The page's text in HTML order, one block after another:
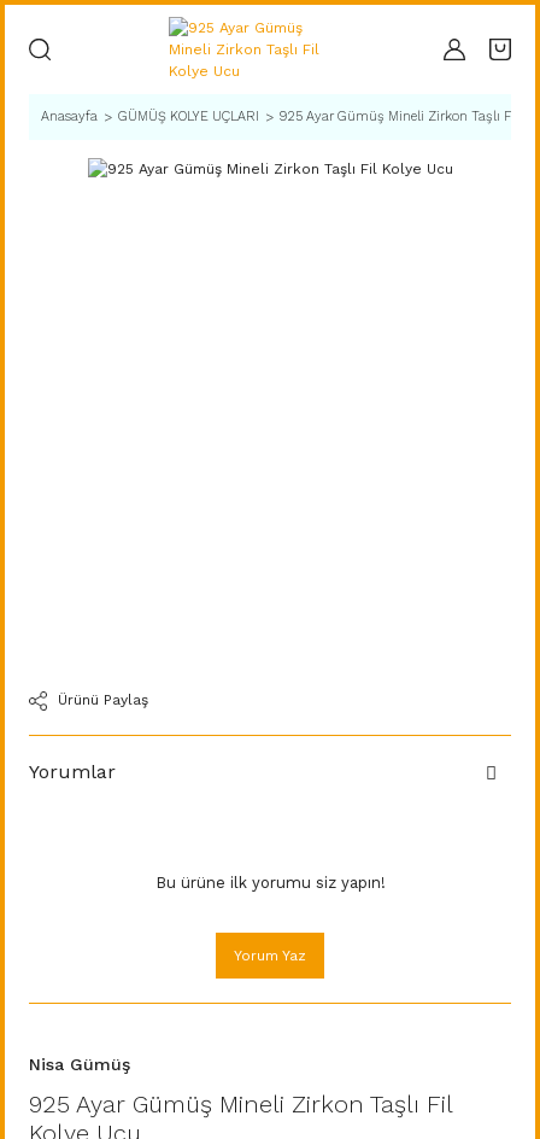
Anasayfa GÜMÜŞ KOLYE UÇLARI 925 Ayar Gümüş Mineli Zirkon Taşlı Fil
Ürünü Paylaş
Yorumlar
Bu ürüne ilk yorumu siz yapın!
Yorum Yaz
Nisa Gümüş
925 Ayar Gümüş Mineli Zirkon Taşlı Fil
Kolye Ucu